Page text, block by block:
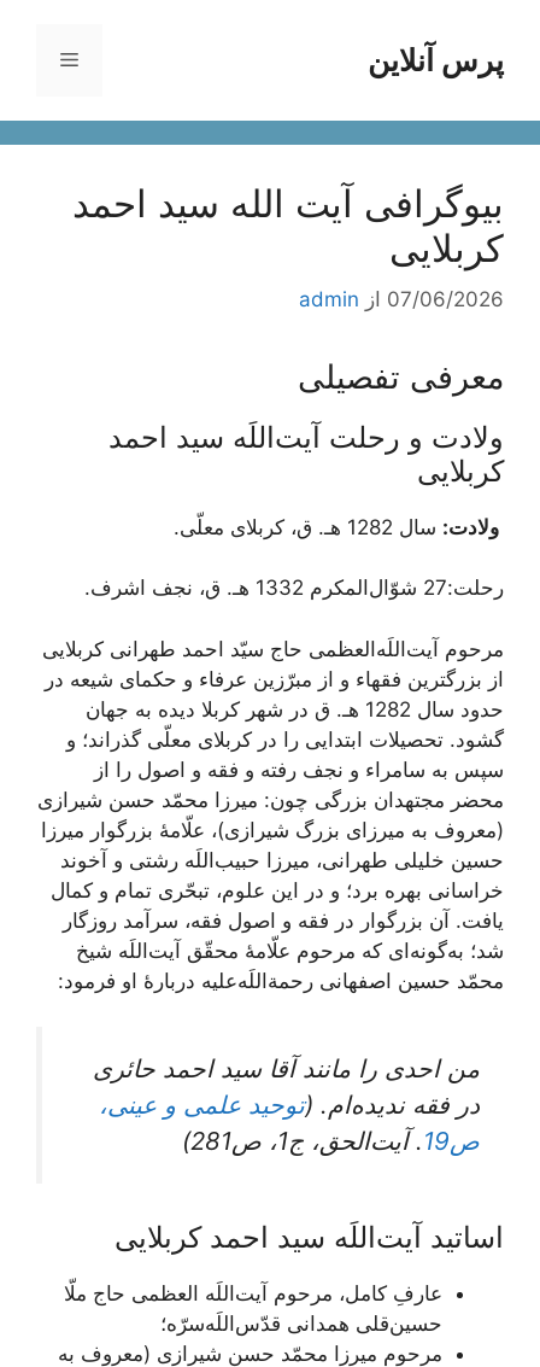
محتواپرس آنلاین فهرست
بیوگرافی آیت الله سید احمد
کربلایی
07/06/2026 از admin
معرفی تفصیلی
ولادت و رحلت آیت‌اللَه سید احمد
کربلایی
ولادت: سال 1282 هـ. ق، کربلای معلّی.
رحلت:27 شوّال‌المکرم 1332 هـ. ق، نجف اشرف.
مرحوم آيت‌اللَه‌العظمی حاج سيّد احمد طهرانى كربلایى‏
از بزرگترین فقهاء و از مبرّزين عرفاء و حكماى شیعه در
حدود سال 1282 هـ. ق در شهر کربلا دیده به جهان
گشود. تحصیلات ابتدایی را در کربلای معلّی گذراند؛ و
سپس به سامراء و نجف رفته و فقه و اصول را از
محضر مجتهدان بزرگى چون: ميرزا محمّد حسن شيرازى
(معروف به ميرزاى بزرگ شیرازی)، علّامۀ بزرگوار ميرزا
حسين خليلى طهرانى، ميرزا حبيب‌اللَه رشتى و آخوند
خراسانى بهره برد؛ و در اين علوم، تبحّرى تمام و كمال
يافت. آن بزرگوار در فقه و اصول فقه، سرآمد روزگار
شد؛ به‏‌گونه‏‌اى كه مرحوم علّامۀ محقّق آيت‌اللَه شيخ
محمّد حسين اصفهانى رحمة‌اللَه‌عليه دربارۀ او فرمود:
من احدى را مانند آقا سيد احمد حائرى
در فقه نديده‌ام. (توحید علمی و عینی،
ص19
. آیت‌الحق، ج1، ص281)
اساتید آیت‌اللَه سید احمد کربلایی
عارفِ کامل، مرحوم آیت‌اللَه العظمی حاج ملّا
حسین‌قلی همدانی قدّس‌اللَه‌سرّه؛
مرحوم ميرزا محمّد حسن شيرازى (معروف به